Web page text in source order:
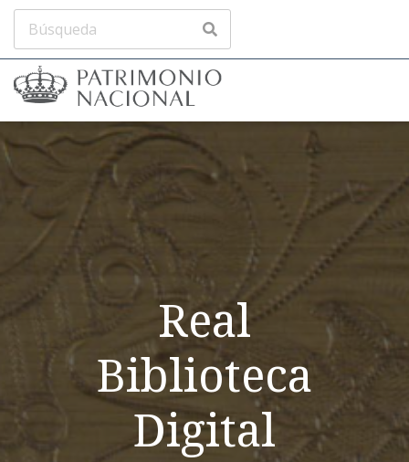
Real
Biblioteca
Digital